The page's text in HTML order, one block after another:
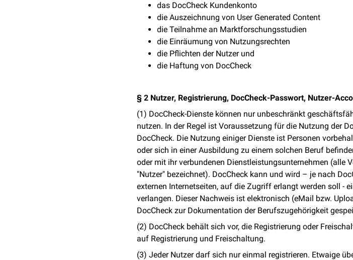
das DocCheck Kundenkonto
die Auszeichnung von User Generated Content
die Teilnahme an Marktforschungsstudien
die Einräumung von Nutzungsrechten
die Pflichten der Nutzer und
die Haftung von DocCheck
§ 2 Nutzer, Registrierung, DocCheck-Passwort, Nutzer-
(1) DocCheck-Dienste können nur unbeschränkt
nutzen. In der Regel ist Voraussetzung für die Nutzung der
DocCheck. Die Nutzung einiger Dienste ist Personen
oder sich in einer Ausbildung zu einem solchen Beruf
oder mit ihr verbundenen Dienstleistungsunternehmen (alle
"Nutzer" bezeichnet). DocCheck kann und wird – je nach
externen Internetseiten, auf die Zugriff erlangt werden soll -
verlangen. Dieser Nachweis ist elektronisch (eMail bzw.
DocCheck zur Dokumentation der Berufszugehörigkeit
(2) DocCheck behält sich vor, die Registrierung oder
auf Registrierung und Freischaltung.
(3) Jeder Nutzer darf sich nur einmal registrieren. Etwaige